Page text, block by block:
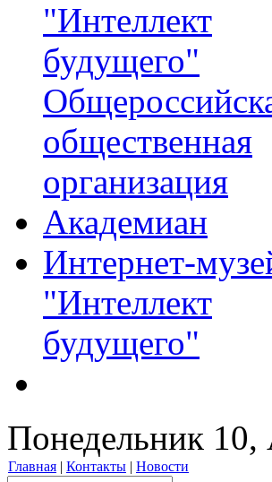
"Интеллект
будущего"
общественная
организация
Академиан
Интернет-
"Интеллект
будущего"
Понедельник 10,
Главная | Контакты | Новости